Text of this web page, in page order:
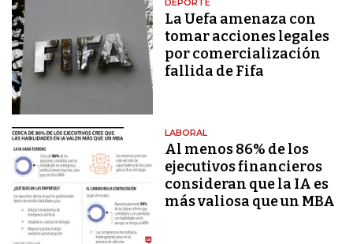
DEPORTE
La Uefa amenaza con
tomar acciones legales
por comercialización
fallida de Fifa
LABORAL
Al menos 86% de los
ejecutivos financieros
consideran que la IA es
más valiosa que un MBA